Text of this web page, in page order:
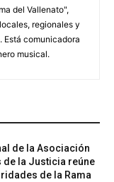
del Vallenato",
regionales y
Está comunicadora
musical.
de la Asociación
de la Justicia reúne
de la Rama